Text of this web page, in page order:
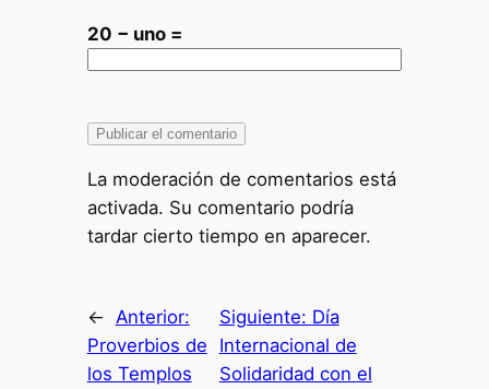
20 − uno =
La moderación de comentarios está
activada. Su comentario podría
tardar cierto tiempo en aparecer.
←
Anterior:
Proverbios de
los Templos
Siguiente: Día
Internacional de
Solidaridad con el